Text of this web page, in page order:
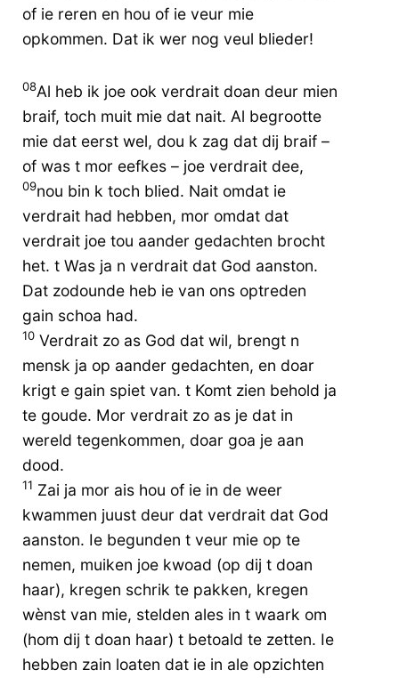
of ie reren en hou of ie veur mie
opkommen. Dat ik wer nog veul blieder!
08Al heb ik joe ook verdrait doan deur mien
braif, toch muit mie dat nait. Al begrootte
mie dat eerst wel, dou k zag dat dij braif –
of was t mor eefkes – joe verdrait dee,
09nou bin k toch blied. Nait omdat ie
verdrait had hebben, mor omdat dat
verdrait joe tou aander gedachten brocht
het. t Was ja n verdrait dat God aanston.
Dat zodounde heb ie van ons optreden
gain schoa had.
10 Verdrait zo as God dat wil, brengt n
mensk ja op aander gedachten, en doar
krigt e gain spiet van. t Komt zien behold ja
te goude. Mor verdrait zo as je dat in
wereld tegenkommen, doar goa je aan
dood.
11 Zai ja mor ais hou of ie in de weer
kwammen juust deur dat verdrait dat God
aanston. Ie begunden t veur mie op te
nemen, muiken joe kwoad (op dij t doan
haar), kregen schrik te pakken, kregen
wènst van mie, stelden ales in t waark om
(hom dij t doan haar) t betoald te zetten. Ie
hebben zain loaten dat ie in ale opzichten